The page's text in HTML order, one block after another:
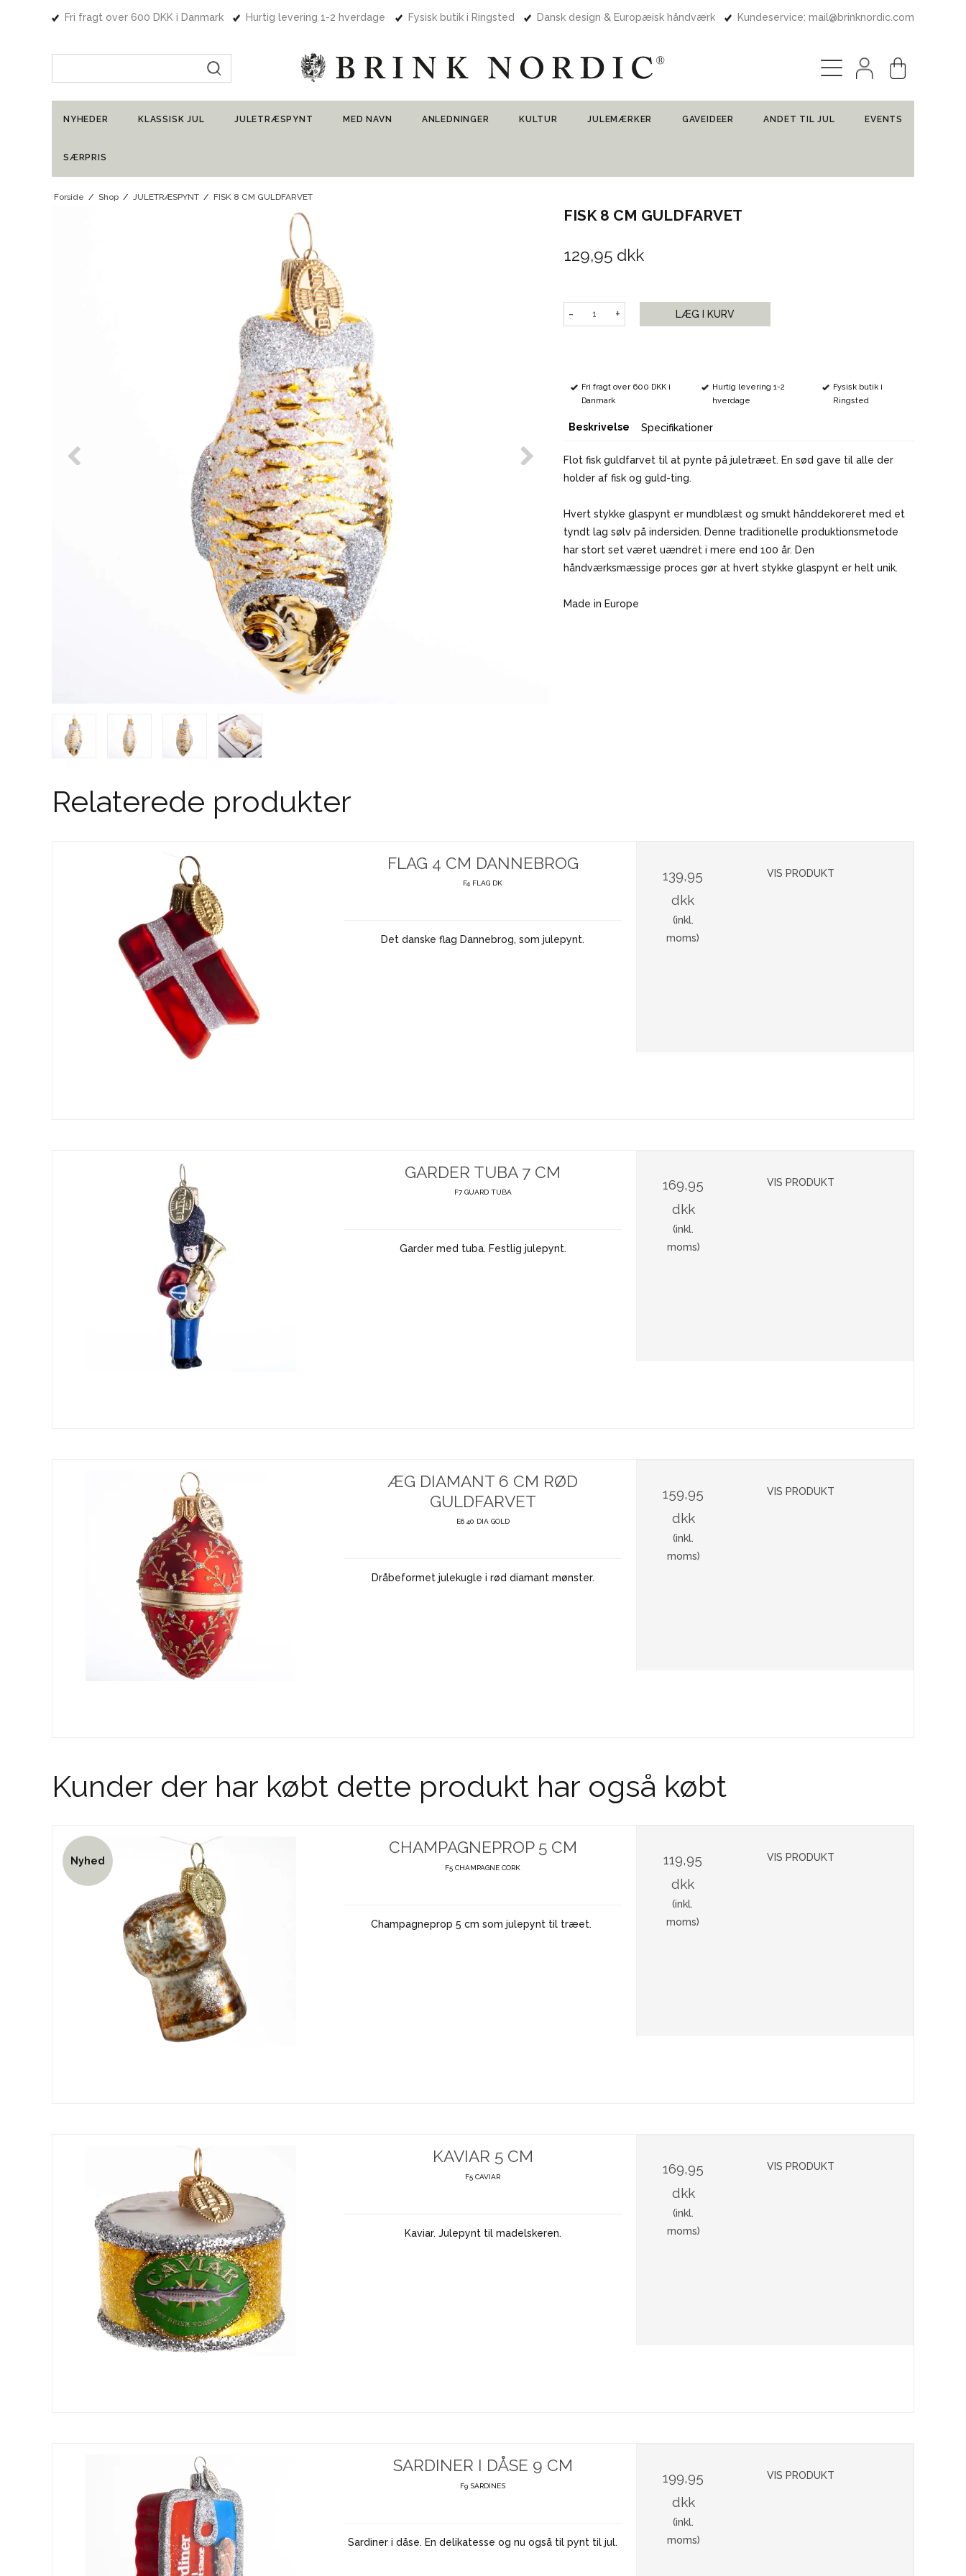
Fri fragt over 600 DKK i Danmark Hurtig levering 1-2 hverdage Fysisk butik i Ringsted Dansk design & Europæisk håndværk Kundeservice: mail@brinknordic.com
NYHEDER KLASSISK JUL JULETRÆSPYNT MED NAVN ANLEDNINGER KULTUR JULEMÆRKER GAVEIDEER ANDET TIL JUL EVENTS
SÆRPRIS
Forside / Shop / JULETRÆSPYNT / FISK 8 CM GULDFARVET
FISK 8 CM GULDFARVET
129,95 dkk
- + LÆG I KURV
Fri fragt over 600 DKK i
Danmark
Hurtig levering 1-2
hverdage
Fysisk butik i
Ringsted
Beskrivelse Specifikationer
Flot fisk guldfarvet til at pynte på juletræet. En sød gave til alle der
holder af fisk og guld-ting.
Hvert stykke glaspynt er mundblæst og smukt hånddekoreret med et
tyndt lag sølv på indersiden. Denne traditionelle produktionsmetode
har stort set været uændret i mere end 100 år. Den
håndværksmæssige proces gør at hvert stykke glaspynt er helt unik.
Made in Europe
Relaterede produkter
FLAG 4 CM DANNEBROG
F4 FLAG DK
Det danske flag Dannebrog, som julepynt.
139,95
dkk
(inkl.
moms)
VIS PRODUKT
GARDER TUBA 7 CM
F7 GUARD TUBA
Garder med tuba. Festlig julepynt.
169,95
dkk
(inkl.
moms)
VIS PRODUKT
ÆG DIAMANT 6 CM RØD
GULDFARVET
E6 40 DIA GOLD
Dråbeformet julekugle i rød diamant mønster.
159,95
dkk
(inkl.
moms)
VIS PRODUKT
Kunder der har købt dette produkt har også købt
Nyhed
CHAMPAGNEPROP 5 CM
F5 CHAMPAGNE CORK
Champagneprop 5 cm som julepynt til træet.
119,95
dkk
(inkl.
moms)
VIS PRODUKT
KAVIAR 5 CM
F5 CAVIAR
Kaviar. Julepynt til madelskeren.
169,95
dkk
(inkl.
moms)
VIS PRODUKT
SARDINER I DÅSE 9 CM
F9 SARDINES
Sardiner i dåse. En delikatesse og nu også til pynt til jul.
199,95
dkk
(inkl.
moms)
VIS PRODUKT